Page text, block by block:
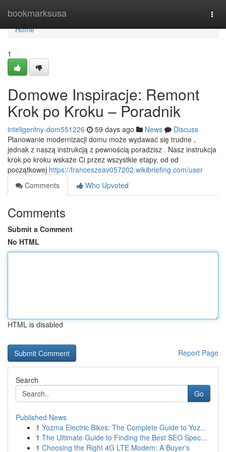
bookmarksusa
Home
Home
1
Domowe Inspiracje: Remont
Krok po Kroku – Poradnik
inteligentny-dom551226 59 days ago News
Discuss
Planowanie modernizacji domu może wydawać się trudne ,
jednak z naszą instrukcją z pewnością poradzisz . Nasz instrukcja
krok po kroku wskaże Ci przez wszystkie etapy, od od
początkowej https://franceszeav057202.wikibriefing.com/user
Comments
Who Upvoted
Comments
Submit a Comment
No HTML
HTML is disabled
Report Page
Search
Go
Published News
1 Yozma Electric Bikes: The Complete Guide to Yoz...
1 The Ultimate Guide to Finding the Best SEO Spec...
1 Choosing the Right 4G LTE Modem: A Buyer's